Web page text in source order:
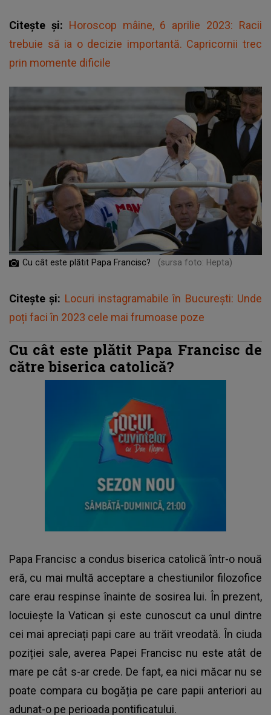
Citește și: Horoscop mâine, 6 aprilie 2023: Racii
trebuie să ia o decizie importantă. Capricornii trec
prin momente dificile
Cu cât este plătit Papa Francisc? (sursa foto: Hepta)
Citește și: Locuri instagramabile în București: Unde
poți faci în 2023 cele mai frumoase poze
Cu cât este plătit Papa Francisc de
către biserica catolică?
Papa Francisc a condus biserica catolică într-o nouă
eră, cu mai multă acceptare a chestiunilor filozofice
care erau respinse înainte de sosirea lui. În prezent,
locuiește la Vatican și este cunoscut ca unul dintre
cei mai apreciați papi care au trăit vreodată. În ciuda
poziției sale, averea Papei Francisc nu este atât de
mare pe cât s-ar crede. De fapt, ea nici măcar nu se
poate compara cu bogăția pe care papii anteriori au
adunat-o pe perioada pontificatului.